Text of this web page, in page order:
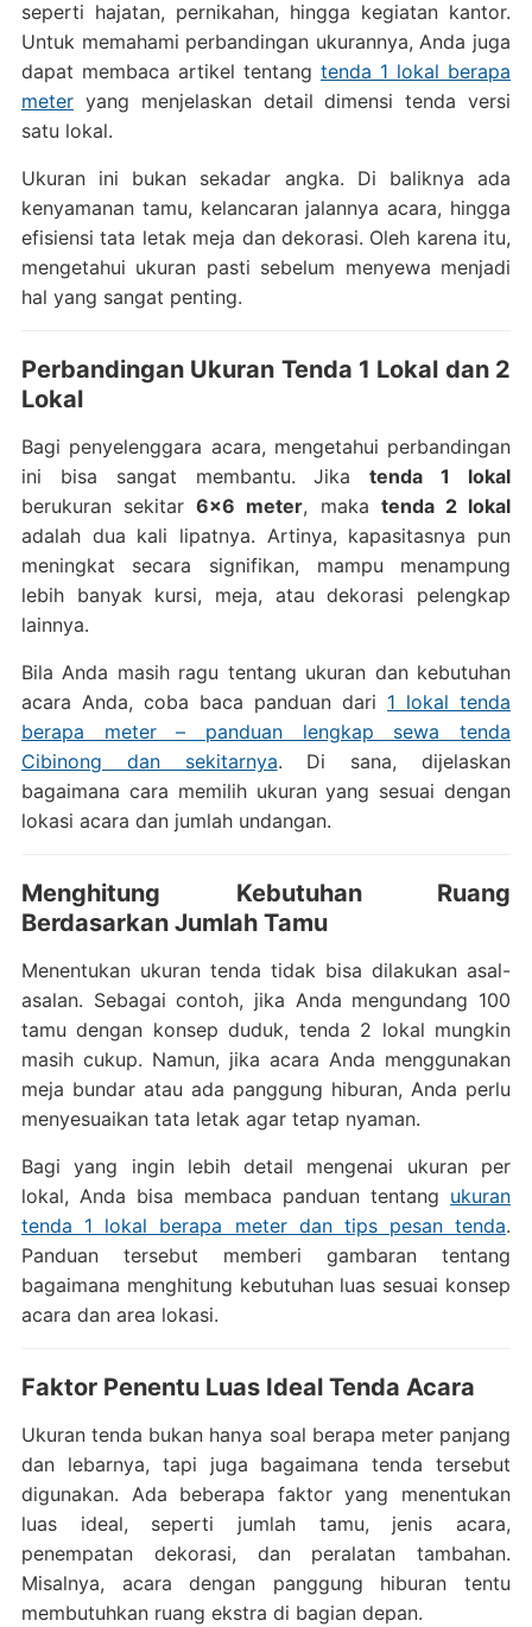
seperti hajatan, pernikahan, hingga kegiatan kantor.
Untuk memahami perbandingan ukurannya, Anda juga
dapat membaca artikel tentangtenda 1 lokal berapa
meteryang menjelaskan detail dimensi tenda versi
satu lokal.
Ukuran ini bukan sekadar angka. Di baliknya ada
kenyamanan tamu, kelancaran jalannya acara, hingga
efisiensi tata letak meja dan dekorasi. Oleh karena itu,
mengetahui ukuran pasti sebelum menyewa menjadi
hal yang sangat penting.
Perbandingan Ukuran Tenda 1 Lokal dan 2
Lokal
Bagi penyelenggara acara, mengetahui perbandingan
ini bisa sangat membantu. Jikatenda 1 lokal
berukuran sekitar6×6 meter, maka tenda 2 lokal
adalah dua kali lipatnya. Artinya, kapasitasnya pun
meningkat secara signifikan, mampu menampung
lebih banyak kursi, meja, atau dekorasi pelengkap
lainnya.
Bila Anda masih ragu tentang ukuran dan kebutuhan
acara Anda, coba baca panduan dari 1 lokal tenda
berapa meter – panduan lengkap sewa tenda
Cibinong dan sekitarnya. Di sana, dijelaskan
bagaimana cara memilih ukuran yang sesuai dengan
lokasi acara dan jumlah undangan.
Menghitung Kebutuhan Ruang
Berdasarkan Jumlah Tamu
Menentukan ukuran tenda tidak bisa dilakukan asal-
asalan. Sebagai contoh, jika Anda mengundang 100
tamu dengan konsep duduk, tenda 2 lokal mungkin
masih cukup. Namun, jika acara Anda menggunakan
meja bundar atau ada panggung hiburan, Anda perlu
menyesuaikan tata letak agar tetap nyaman.
Bagi yang ingin lebih detail mengenai ukuran per
lokal, Anda bisa membaca panduan tentang ukuran
tenda 1 lokal berapa meter dan tips pesan tenda.
Panduan tersebut memberi gambaran tentang
bagaimana menghitung kebutuhan luas sesuai konsep
acara dan area lokasi.
Faktor Penentu Luas Ideal Tenda Acara
Ukuran tenda bukan hanya soal berapa meter panjang
dan lebarnya, tapi juga bagaimana tenda tersebut
digunakan. Ada beberapa faktor yang menentukan
luas ideal, seperti jumlah tamu, jenis acara,
penempatan dekorasi, dan peralatan tambahan.
Misalnya, acara dengan panggung hiburan tentu
membutuhkan ruang ekstra di bagian depan.